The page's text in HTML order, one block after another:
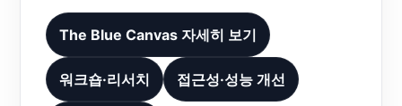
The Blue Canvas 자세히 보기
워크숍·리서치 접근성·성능 개선